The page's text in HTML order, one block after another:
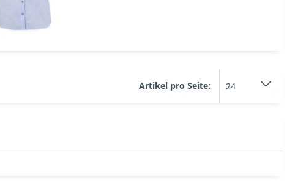
Artikel pro Seite: